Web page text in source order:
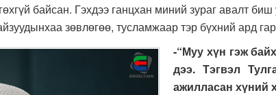
байсан. Гэхдээ ганцхан миний зураг авалт
зөвлөгөө, тусламжаар тэр бүхний ард
-“Муу хүн гэж
дээ. Тэгвэл
ажилласан хүний